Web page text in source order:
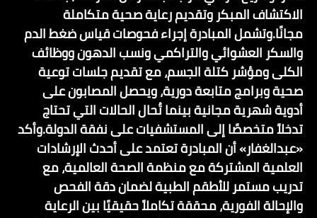
الاكتشاف المبكر وتقديم رعاية صحية متكاملة
مجانًا.وتشمل المبادرة إجراء فحوصات قياس ضغط الدم
والسكر العشوائي والتراكمي ونسب الدهون ووظائف
الكلى ومؤشر كتلة الجسم، مع تقديم جلسات توعية
صحية وبرامج متابعة دورية، ويحصل المصابون على
أدوية شهرية مجانية بينما تُحال الحالات التي تحتاج
تدخلاً متخصصًا إلى المستشفيات على نفقة الدولة.وأكد
«عبدالغفار» أن المبادرة تعتمد على أحدث الإرشادات
العلمية المشتركة مع منظمة الصحة العالمية، مع
تدريب مستمر للأطقم الطبية لضمان دقة الفحص
والإحالة الفورية، محققة تكاملاً حقيقيًا بين الرعاية